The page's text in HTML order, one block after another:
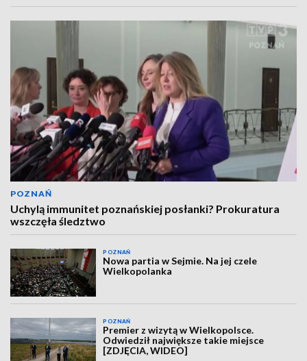
POZNAŃ
Uchylą immunitet poznańskiej posłanki? Prokuratura
wszczęła śledztwo
POZNAŃ
Nowa partia w Sejmie. Na jej czele
Wielkopolanka
POZNAŃ
Premier z wizytą w Wielkopolsce.
Odwiedził największe takie miejsce
[ZDJĘCIA, WIDEO]